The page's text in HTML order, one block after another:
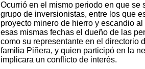
Ocurrió en el mismo periodo en que se
grupo de inversionistas, entre los que
proyecto minero de hierro y escandio
esas mismas fechas el dueño de las
como su representante en el directorio
familia Piñera, y quien participó en la
implicara un conflicto de interés.